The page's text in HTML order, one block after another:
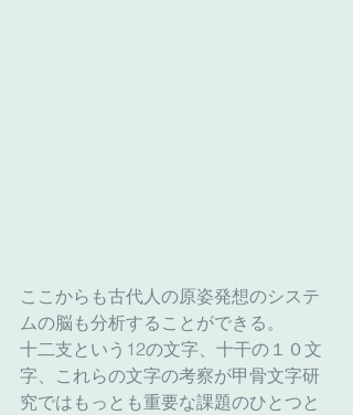
ここからも古代人の原姿発想のシステ
ムの脳も分析することができる。
十二支という12の文字、十干の１０文
字、これらの文字の考察が甲骨文字研
究ではもっとも重要な課題のひとつと